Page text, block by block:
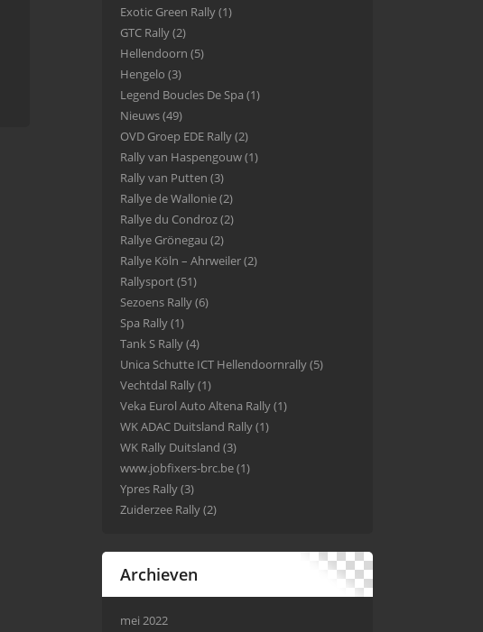
Exotic Green Rally(1)
GTC Rally(2)
Hellendoorn (5)
Hengelo (3)
Legend Boucles De Spa (1)
Nieuws(49)
OVD Groep EDE Rally(2)
Rally van Haspengouw(1)
Rally van Putten (3)
Rallye de Wallonie(2)
Rallye du Condroz(2)
Rallye Grönegau (2)
Rallye Köln – Ahrweiler(2)
Rallysport(51)
Sezoens Rally(6)
Spa Rally(1)
Tank S Rally(4)
Unica Schutte ICT Hellendoornrally(5)
Vechtdal Rally(1)
Veka Eurol Auto Altena Rally(1)
WK ADAC Duitsland Rally(1)
WK Rally Duitsland (3)
www.jobfixers-brc.be(1)
Ypres Rally(3)
Zuiderzee Rally(2)
Archieven
mei 2022